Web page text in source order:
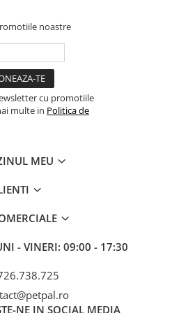
noastre
cu promotiile
multe in Politica de
MEU
- VINERI: 09:00 - 17:30
NE IN SOCIAL MEDIA